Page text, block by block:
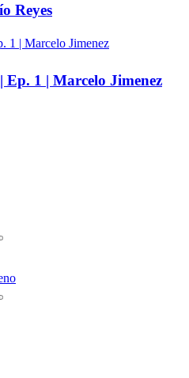
Reyes
1 | Marcelo Jimenez